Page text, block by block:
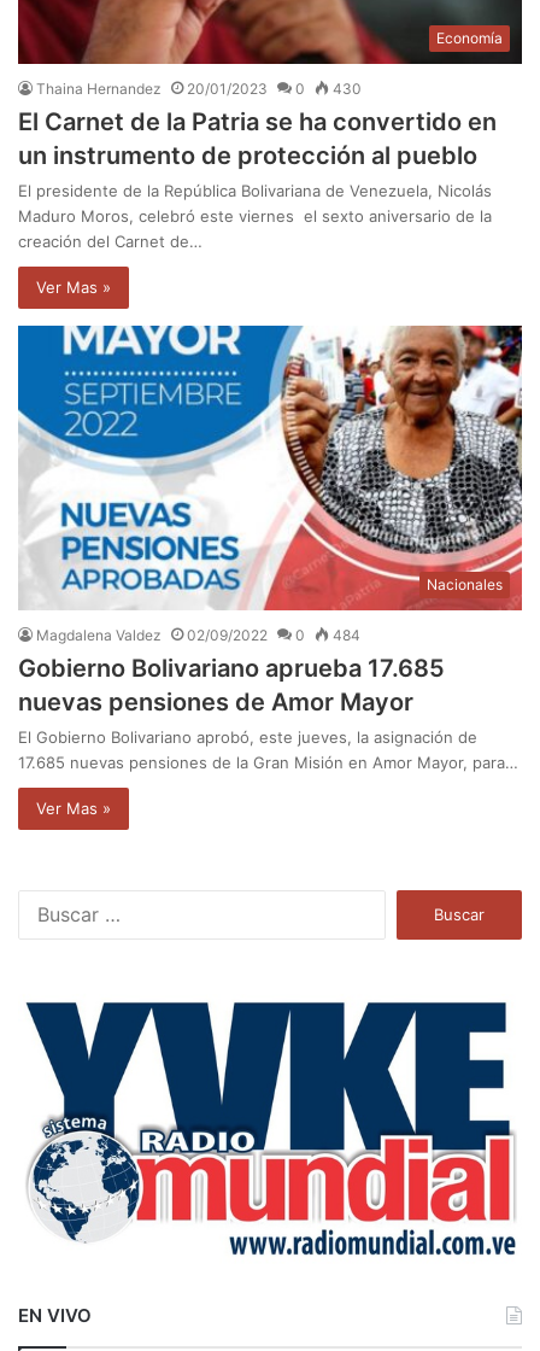
Economía
Thaina Hernandez 20/01/2023 0 430
El Carnet de la Patria se ha convertido en
un instrumento de protección al pueblo
El presidente de la República Bolivariana de Venezuela, Nicolás
Maduro Moros, celebró este viernes el sexto aniversario de la
creación del Carnet de…
Ver Mas »
Nacionales
Magdalena Valdez 02/09/2022 0 484
Gobierno Bolivariano aprueba 17.685
nuevas pensiones de Amor Mayor
El Gobierno Bolivariano aprobó, este jueves, la asignación de
17.685 nuevas pensiones de la Gran Misión en Amor Mayor, para…
Ver Mas »
a
EN VIVO